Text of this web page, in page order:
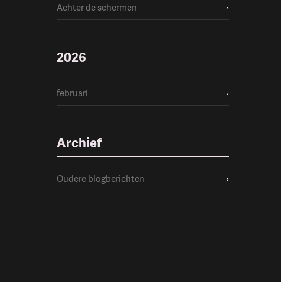
Achter de schermen
›
2026
februari ›
Archief
Oudere blogberichten ›